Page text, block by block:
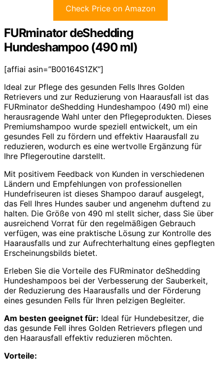
Check Price on Amazon
FURminator deShedding
Hundeshampoo (490 ml)
[affiai asin=”B00164S1ZK”]
Ideal zur Pflege des gesunden Fells Ihres Golden
Retrievers und zur Reduzierung von Haarausfall ist das
FURminator deShedding Hundeshampoo (490 ml) eine
herausragende Wahl unter den Pflegeprodukten. Dieses
Premiumshampoo wurde speziell entwickelt, um ein
gesundes Fell zu fördern und effektiv Haarausfall zu
reduzieren, wodurch es eine wertvolle Ergänzung für
Ihre Pflegeroutine darstellt.
Mit positivem Feedback von Kunden in verschiedenen
Ländern und Empfehlungen von professionellen
Hundefriseuren ist dieses Shampoo darauf ausgelegt,
das Fell Ihres Hundes sauber und angenehm duftend zu
halten. Die Größe von 490 ml stellt sicher, dass Sie über
ausreichend Vorrat für den regelmäßigen Gebrauch
verfügen, was eine praktische Lösung zur Kontrolle des
Haarausfalls und zur Aufrechterhaltung eines gepflegten
Erscheinungsbilds bietet.
Erleben Sie die Vorteile des FURminator deShedding
Hundeshampoos bei der Verbesserung der Sauberkeit,
der Reduzierung des Haarausfalls und der Förderung
eines gesunden Fells für Ihren pelzigen Begleiter.
Am besten geeignet für: Ideal für Hundebesitzer, die
das gesunde Fell ihres Golden Retrievers pflegen und
den Haarausfall effektiv reduzieren möchten.
Vorteile: